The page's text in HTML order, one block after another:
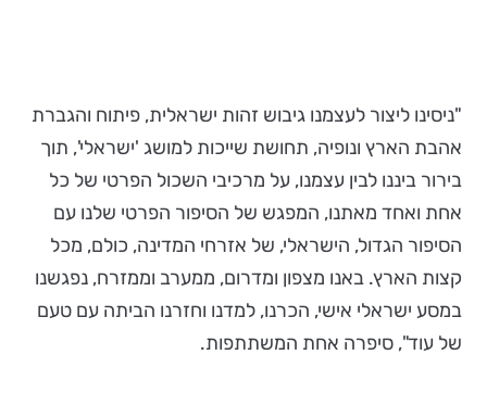
"ניסינו ליצור לעצמנו גיבוש זהות ישראלית, פיתוח והגברת
אהבת הארץ ונופיה, תחושת שייכות למושג 'ישראלי', תוך
בירור ביננו לבין עצמנו, על מרכיבי השכול הפרטי של כל
אחת ואחד מאתנו, המפגש של הסיפור הפרטי שלנו עם
הסיפור הגדול, הישראלי, של אזרחי המדינה, כולם, מכל
קצות הארץ. באנו מצפון ומדרום, ממערב וממזרח, נפגשנו
במסע ישראלי אישי, הכרנו, למדנו וחזרנו הביתה עם טעם
של עוד", סיפרה אחת המשתתפות.